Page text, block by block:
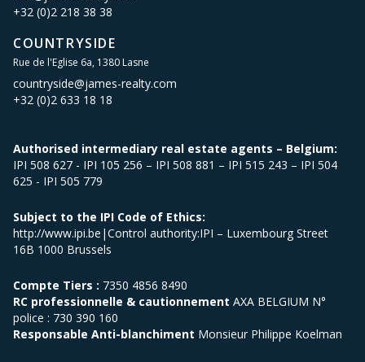
+32 (0)2 218 38 38
COUNTRYSIDE
Rue de l'Eglise 6a, 1380 Lasne
countryside@james-realty.com
+32 (0)2 633 18 18
Authorised intermediary real estate agents – Belgium:
IPI 508 627 - IPI 105 256 – IPI 508 881 – IPI 515 243 – IPI 504
625 - IPI 505 779
Subject to the IPI Code of Ethics:
http://www.ipi.be|Control authority:IPI – Luxembourg Street
16B 1000 Brussels
Compte Tiers : 7350 4856 8490
RC professionnelle & cautionnement AXA BELGIUM N°
police : 730 390 160
Responsable Anti-blanchiment Monsieur Philippe Koelman